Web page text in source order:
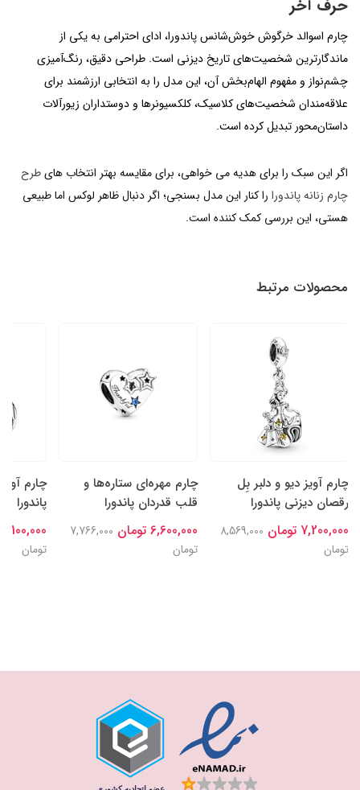
حرف آخر
چارم اسوالد خرگوش خوش‌شانس پاندورا، ادای احترامی به یکی از
ماندگارترین شخصیت‌های تاریخ دیزنی است. طراحی دقیق، رنگ‌آمیزی
چشم‌نواز و مفهوم الهام‌بخش آن، این مدل را به انتخابی ارزشمند برای
علاقه‌مندان شخصیت‌های کلاسیک، کلکسیونرها و دوستداران زیورآلات
داستان‌محور تبدیل کرده است.
اگر این سبک را برای هدیه می خواهی، برای مقایسه بهتر انتخاب هایطرح
چارم زنانه پاندورا را کنار این مدل بسنجی؛ اگر دنبال ظاهر لوکس اما طبیعی
هستی، این بررسی کمک کننده است.
محصولات مرتبط
چارم آویز دیو و دلبر بِل
رقصان دیزنی پاندورا
7,200,000 تومان
8,569,000
تومان
چارم مهره‌ای ستاره‌ها و
قلب قدردان پاندورا
6,600,000 تومان
7,766,000
تومان
چارم
پاندورا
7,100,000 تومان
تومان